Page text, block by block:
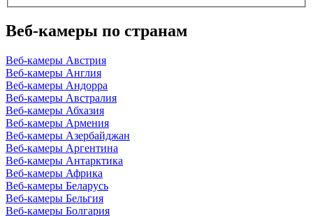
Веб-камеры по странам
Веб-камеры Австрия
Веб-камеры Англия
Веб-камеры Андорра
Веб-камеры Австралия
Веб-камеры Абхазия
Веб-камеры Армения
Веб-камеры Азербайджан
Веб-камеры Аргентина
Веб-камеры Антарктика
Веб-камеры Африка
Веб-камеры Беларусь
Веб-камеры Бельгия
Веб-камеры Болгария